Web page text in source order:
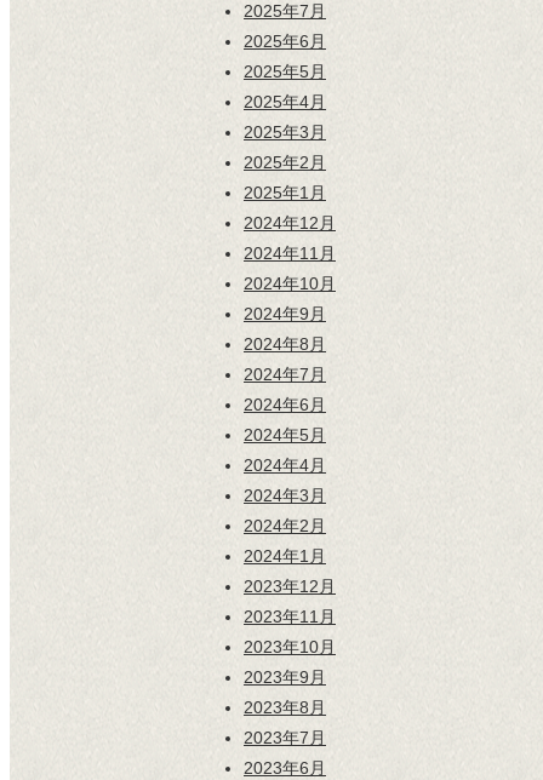
2025年7月
2025年6月
2025年5月
2025年4月
2025年3月
2025年2月
2025年1月
2024年12月
2024年11月
2024年10月
2024年9月
2024年8月
2024年7月
2024年6月
2024年5月
2024年4月
2024年3月
2024年2月
2024年1月
2023年12月
2023年11月
2023年10月
2023年9月
2023年8月
2023年7月
2023年6月